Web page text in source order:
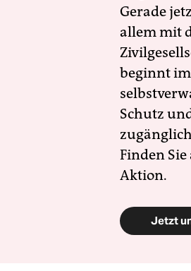
Gerade
allem mit
beginnt
Schutz
Finden
Aktion.
Jetzt